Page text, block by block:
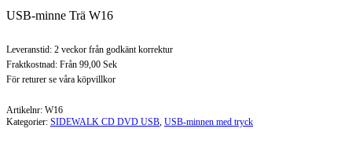
USB-minne Trä W16
Leveranstid: 2 veckor från godkänt korrektur
Fraktkostnad: Från 99,00 Sek
För returer se våra köpvillkor
Artikelnr: W16
Kategorier: SIDEWALK CD DVD USB, USB-minnen med tryck